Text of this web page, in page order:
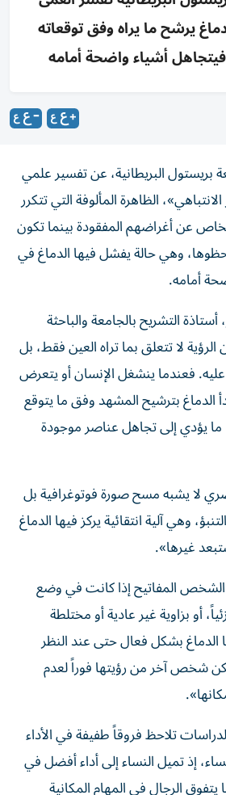
يرشح ما يراه وفق توقعاته
أشياء واضحة أمامه
البريطانية، عن تفسير علمي
الظاهرة المألوفة التي تتكرر
عن أغراضهم المفقودة بينما تكون
وهي حالة يفشل فيها الدماغ في
أمامه.
التشريح بالجامعة والباحثة
لا تتعلق بما تراه العين فقط، بل
عليه. فعندما ينشغل الإنسان أو يتعرض
بترشيح المشهد وفق ما يتوقع
ما يؤدي إلى تجاهل عناصر موجودة
لا يشبه مسح صورة فوتوغرافية بل
وهي آلية انتقائية يركز فيها الدماغ
غيرها».
المفاتيح إذا كانت في وضع
أو بزاوية غير عادية أو مختلطة
الدماغ بشكل فعال حتى عند النظر
شخص آخر من رؤيتها فوراً لعدم
تلاحظ فروقاً طفيفة في الأداء
إذ تميل النساء إلى أداء أفضل في
يتفوق الرجال في المهام المكانية